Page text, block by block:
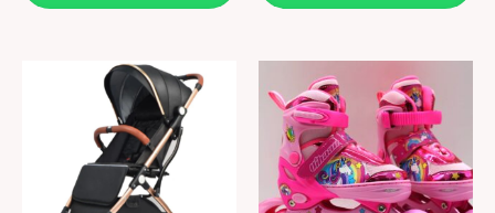
pueden
elegir
en
la